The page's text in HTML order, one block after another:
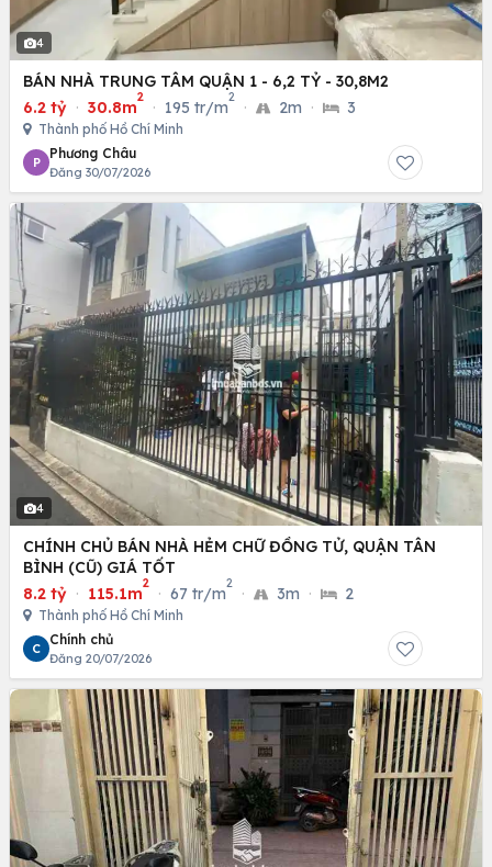
4
BÁN NHÀ TRUNG TÂM QUẬN 1 - 6,2 TỶ - 30,8M2
6.2 tỷ · 30.8m
2
· 195 tr/m
2
· 2m · 3
Thành phố Hồ Chí Minh
P
Phương Châu
Đăng 30/07/2026
4
CHÍNH CHỦ BÁN NHÀ HẺM CHỮ ĐỒNG TỬ, QUẬN TÂN
BÌNH (CŨ) GIÁ TỐT
8.2 tỷ · 115.1m
2
· 67 tr/m
2
· 3m · 2
Thành phố Hồ Chí Minh
C
Chính chủ
Đăng 20/07/2026